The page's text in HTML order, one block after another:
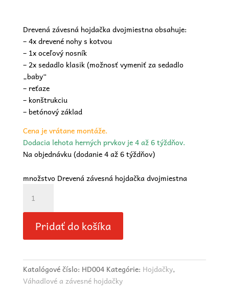
Drevená závesná hojdačka dvojmiestna obsahuje:
– 4x drevené nohy s kotvou
– 1x oceľový nosník
– 2x sedadlo klasik (možnosť vymeniť za sedadlo
„baby“
– reťaze
– konštrukciu
– betónový základ
Cena je vrátane montáže.
Dodacia lehota herných prvkov je 4 až 6 týždňov.
Na objednávku (dodanie 4 až 6 týždňov)
množstvo Drevená závesná hojdačka dvojmiestna
Pridať do košíka
Katalógové číslo: HD004 Kategórie: Hojdačky,
Váhadlové a závesné hojdačky